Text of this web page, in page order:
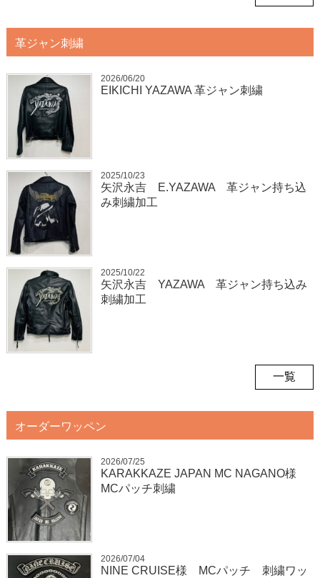
革ジャン刺繍
2026/06/20
EIKICHI YAZAWA 革ジャン刺繍
2025/10/23
矢沢永吉 E.YAZAWA 革ジャン持ち込
み刺繍加工
2025/10/22
矢沢永吉 YAZAWA 革ジャン持ち込み
刺繍加工
一覧
オーダーワッペン
2026/07/25
KARAKKAZE JAPAN MC NAGANO様
MCパッチ刺繍
2026/07/04
NINE CRUISE様 MCパッチ 刺繍ワッ